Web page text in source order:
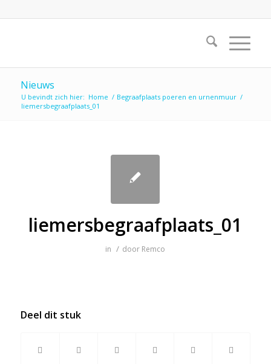
Nieuws
U bevindt zich hier: Home / Begraafplaats poeren en urnenmuur /
liemersbegraafplaats_01
liemersbegraafplaats_01
in / door Remco
Deel dit stuk